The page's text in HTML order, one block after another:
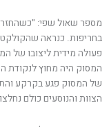
מספר שאול שפי:
בחריפות. כנראה
פעולה מידית ליצובו של
המסוק היה מחוץ לנקודת
של המסוק פגע בקרקע
הצוות והנוסעים כולם